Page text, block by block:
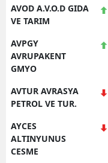
AVOD A.V.O.D GIDA
VE TARIM
AVPGY
AVRUPAKENT
GMYO
AVTUR AVRASYA
PETROL VE TUR.
AYCES
ALTINYUNUS
CESME